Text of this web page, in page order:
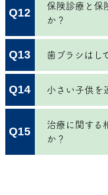
Q12
保険診療と保
か？
Q13 歯ブラシはし
Q14 小さい子供を
Q15
治療に関する
か？